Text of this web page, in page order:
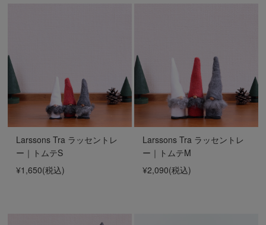
Larssons Tra ラッセントレ
ー｜トムテS
¥1,650(税込)
Larssons Tra ラッセントレ
ー｜トムテM
¥2,090(税込)